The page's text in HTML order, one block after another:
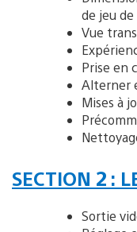
de jeu de
Vue
Prise en
Alterner
Mises à
SECTION 2 :
Sortie